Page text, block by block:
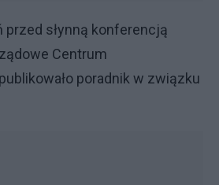
przed słynną konferencją
Centrum
poradnik w związku